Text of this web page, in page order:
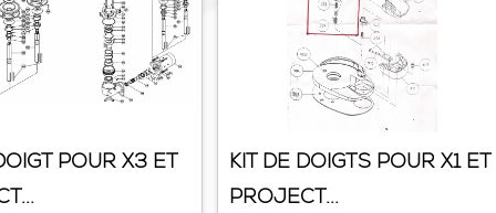
POUR X3 ET
KIT DE DOIGTS POUR X1 ET
PROJECT...